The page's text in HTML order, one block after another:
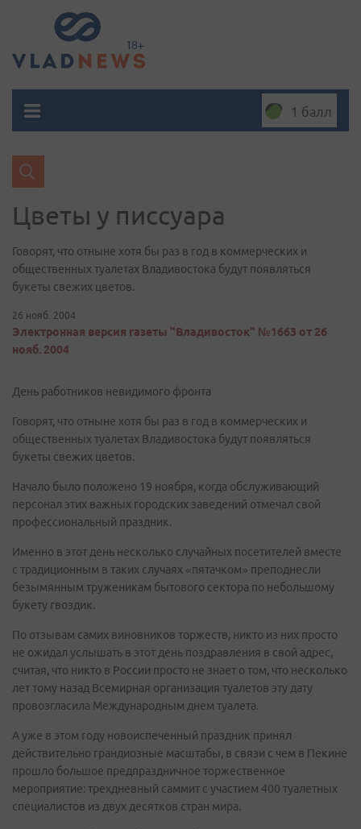
1 балл
Цветы у писсуара
Говорят, что отныне хотя бы раз в год в коммерческих и
общественных туалетах Владивостока будут появляться
букеты свежих цветов.
26 нояб. 2004
Электронная версия газеты "Владивосток" №1663 от 26
нояб. 2004
День работников невидимого фронта
Говорят, что отныне хотя бы раз в год в коммерческих и
общественных туалетах Владивостока будут появляться
букеты свежих цветов.
Начало было положено 19 ноября, когда обслуживающий
персонал этих важных городских заведений отмечал свой
профессиональный праздник.
Именно в этот день несколько случайных посетителей вместе
с традиционным в таких случаях «пятачком» преподнесли
безымянным труженикам бытового сектора по небольшому
букету гвоздик.
По отзывам самих виновников торжеств, никто из них просто
не ожидал услышать в этот день поздравления в свой адрес,
считая, что никто в России просто не знает о том, что несколько
лет тому назад Всемирная организация туалетов эту дату
провозгласила Международным днем туалета.
А уже в этом году новоиспеченный праздник принял
действительно грандиозные масштабы, в связи с чем в Пекине
прошло большое предпраздничное торжественное
мероприятие: трехдневный саммит с участием 400 туалетных
специалистов из двух десятков стран мира.